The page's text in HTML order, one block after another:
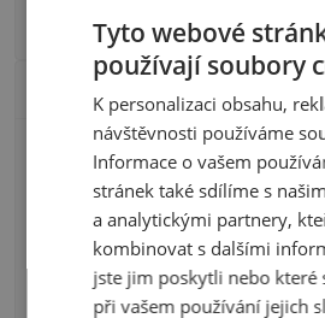
Patrik, 15.8.2024
Populární příspěvky
České pískovny, u kterých
moře
Líbí se 95 čtenářům
Kvíz: Svět hraček na
znalec si vzpomene na 10/10
Líbí se 81 čtenářům
Tyto webové
používají soubory
K personalizaci obsahu,
návštěvnosti používáme
Informace o vašem
stránek také sdílíme s
a analytickými partnery,
kombinovat s dalšími
jste jim poskytli nebo které
při vašem používání jejich